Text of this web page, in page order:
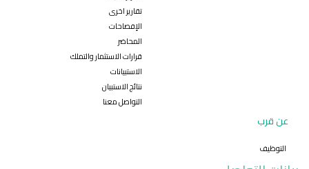
تقارير اخرى
الإفصاحات
المحاضر
قرارات الاستثمار والتملك
الاستبيانات
نتائج الاستبيان
التواصل معنا
عن قرب
التوظيف